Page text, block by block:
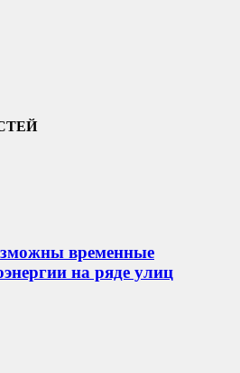
временные
на ряде улиц